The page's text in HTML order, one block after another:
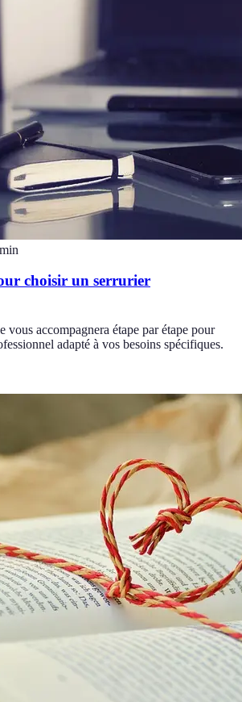
min
choisir un serrurier
vous accompagnera étape par étape pour
adapté à vos besoins spécifiques.